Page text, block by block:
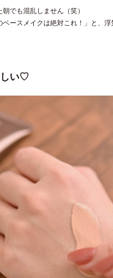
でも混乱しません（笑）
ースメイクは絶対これ！」と、
しい♡